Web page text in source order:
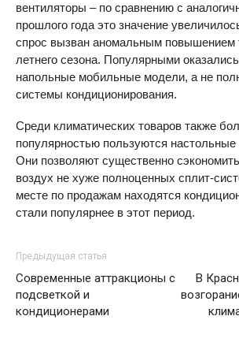
вентиляторы – по сравнению с
прошлого года это значение
спрос вызван аномальным повышением
летнего сезона. Популярными
напольные мобильные модели, а не
системы кондиционирования.
Среди климатических товаров также
популярностью пользуются настольные
Они позволяют существенно
воздух не хуже полноценных сплит-
месте по продажам находятся
стали популярнее в этот период.
Предыдущая статья
Современные аттракционы с
подсветкой и
кондиционерами
В